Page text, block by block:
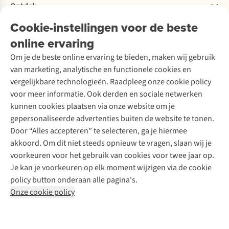
Cookie-instellingen voor de beste
online ervaring
Om je de beste online ervaring te bieden, maken wij gebruik
van marketing, analytische en functionele cookies en
vergelijkbare technologieën. Raadpleeg onze cookie policy
voor meer informatie. Ook derden en sociale netwerken
kunnen cookies plaatsen via onze website om je
gepersonaliseerde advertenties buiten de website te tonen.
Door “Alles accepteren” te selecteren, ga je hiermee
akkoord. Om dit niet steeds opnieuw te vragen, slaan wij je
voorkeuren voor het gebruik van cookies voor twee jaar op.
Je kan je voorkeuren op elk moment wijzigen via de cookie
policy button onderaan alle pagina's.
Onze cookie policy
Bestelling herroepen
Garantie
Contact
Over Ayacucho
Onze winkels
Over A.S.Adventure
Toegankelijkheidsverklaring
Ski-onderhoud
Wasservice
Schoenonderhoud
Schoenherstelling
Kledingherstelling
Retouches
Voor bedrijven
Ontdek
A.S.Magazine
Podcast
Explore Academy
Explore Camp
Gear Check
Inspiratie & advies
Meld je aan voor de nieuwsbrief
Follow us
Disclaimer Privacy Policy
Algemene voorwaarden
Cookie Policy